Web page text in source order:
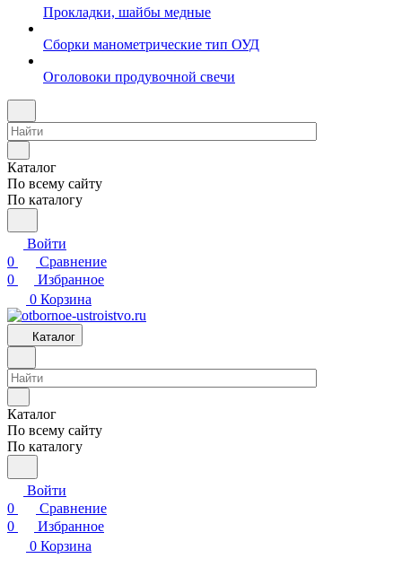
Прокладки, шайбы медные
Сборки манометрические тип ОУД
Оголовоки продувочной свечи
Каталог
По всему сайту
По каталогу
Войти
0
Сравнение
0
Избранное
0 Корзина
Каталог
Каталог
По всему сайту
По каталогу
Войти
0
Сравнение
0
Избранное
0 Корзина